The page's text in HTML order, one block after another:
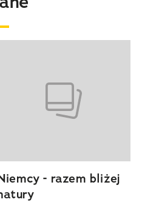
- razem bliżej